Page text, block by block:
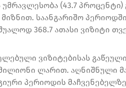
უმრავლესობა (43.7
საანგარიშო
368.7 ათასი ვიზიტი
ვიზიტებისას
ლარით. აღნიშნული
პერიოდის